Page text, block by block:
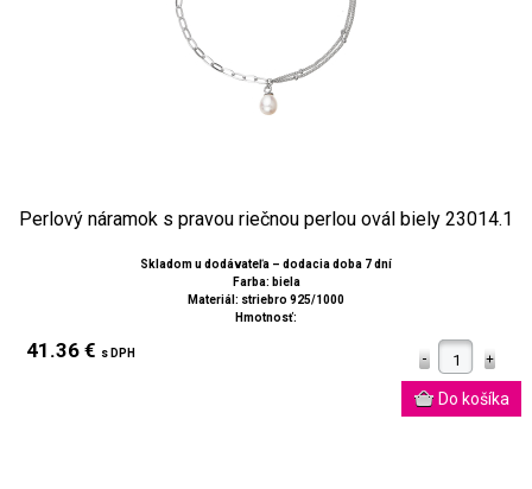
Perlový náramok s pravou riečnou perlou ovál biely 23014.1
Skladom u dodávateľa – dodacia doba 7 dní
Farba: biela
Materiál: striebro 925/1000
Hmotnosť:
41.36 € s DPH